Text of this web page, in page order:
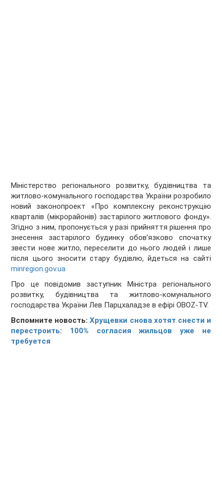
Міністерство регіонального розвитку, будівництва та
житлово-комунального господарства України розробило
новий законопроект «Про комплексну реконструкцію
кварталів (мікрорайонів) застарілого житлового фонду».
Згідно з ним, пропонується у разі прийняття рішення про
знесення застарілого будинку обов’язково спочатку
звести нове житло, переселити до нього людей і лише
після цього зносити стару будівлю, йдеться на сайті
minregion.gov.ua
Про це повідомив заступник Міністра регіонального
розвитку, будівництва та житлово-комунального
господарства України Лев Парцхаладзе в ефірі OBOZ-TV.
Вспомните новость:Хрущевки снова хотят снести и
перестроить: 100% согласия жильцов уже не
требуется